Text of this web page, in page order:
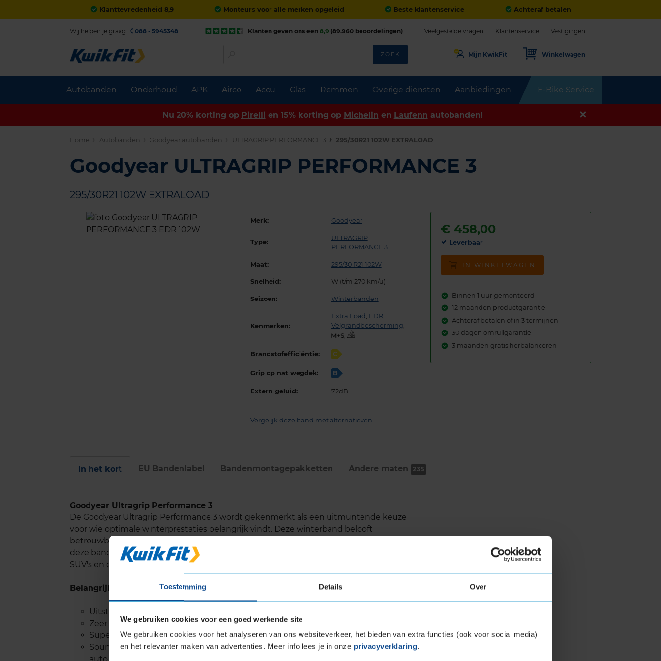
Toestemming Details Over
We gebruiken cookies voor een goed werkende site
We gebruiken cookies voor het analyseren van ons websiteverkeer, het bieden van extra functies (ook voor social media)
en het relevanter maken van advertenties. Meer info lees je in onze privacyverklaring.
Klanttevredenheid 8,9 Monteurs voor alle merken opgeleid Beste klantenservice Achteraf betalen
Autobanden Onderhoud APK Airco Accu Glas Remmen Overige diensten Aanbiedingen E-Bike Service
Wij helpen je graag. 088 - 5945348 Klanten geven ons een 8,9 (89.960 beoordelingen) Veelgestelde vragen Klantenservice Vestigingen
ZOEK Mijn KwikFit Winkelwagen
Nu 20% korting op Pirelli en 15% korting op Michelin en Laufenn autobanden!
Home Autobanden Goodyear autobanden ULTRAGRIP PERFORMANCE 3 295/30R21 102W EXTRALOAD
Goodyear ULTRAGRIP PERFORMANCE 3
295/30R21 102W EXTRALOAD
Merk: Goodyear
Type:
ULTRAGRIP
PERFORMANCE 3
Maat: 295/30 R21 102W
Snelheid: W (t/m 270 km/u)
Seizoen: Winterbanden
Kenmerken:
Extra Load , EDR,
Velgrandbescherming,
,
Brandstofefficiëntie: C
Grip op nat wegdek: B
Extern geluid: 72dB
Vergelijk deze band met alternatieven
€ 458,00
Leverbaar
IN WINKELWAGEN
Binnen 1 uur gemonteerd
12 maanden productgarantie
Achteraf betalen of in 3 termijnen
30 dagen omruilgarantie
3 maanden gratis herbalanceren
In het kort EU Bandenlabel Bandenmontage­pakketten Andere maten 235
Goodyear Ultragrip Performance 3
De Goodyear Ultragrip Performance 3 wordt gekenmerkt als een uitmuntende keuze
voor wie optimale winterprestaties belangrijk vindt. Deze winterband belooft
betrouwbare handling en tractie onder diverse koude weersomstandigheden, wat
deze band een ideale keuze maakt voor een breed scala aan voertuigen, waaronder
SUV's en elektrische auto's.
Belangrijke eigenschappen
Uitstekende grip op sneeuw, mede dankzij de SnowProtect-technologie
Zeer goede prestaties op nat wegdek
Superieure remcapaciteit op sneeuw
SoundComfort technologie zorgt ervoor dat het interne geluidsniveau van de
auto tot wel 50% vermindert